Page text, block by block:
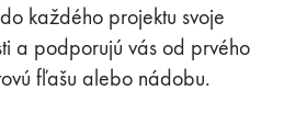
každého projektu svoje
a podporujú vás od prvého
fľašu alebo nádobu.